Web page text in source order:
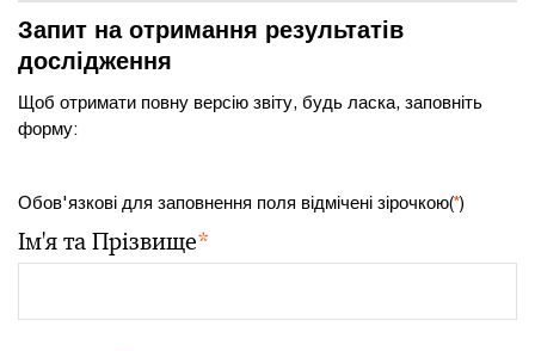
Запит на отримання результатів
дослідження
Щоб отримати повну версію звіту, будь ласка, заповніть
форму:
Обов'язкові для заповнення поля відмічені зірочкою(*)
Ім'я та Прізвище*